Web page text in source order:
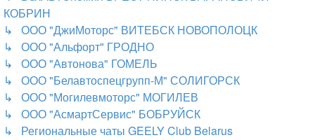
КОБРИН
↳ ООО "ДжиМоторс" ВИТЕБСК НОВОПОЛОЦК
↳ ООО "Альфорт" ГРОДНО
↳ ООО "Автонова" ГОМЕЛЬ
↳ ООО "Белавтоспецгрупп-М" СОЛИГОРСК
↳ ООО "Могилевмоторс" МОГИЛЕВ
↳ ООО "АсмартСервис" БОБРУЙСК
↳ Региональные чаты GEELY Club Belarus